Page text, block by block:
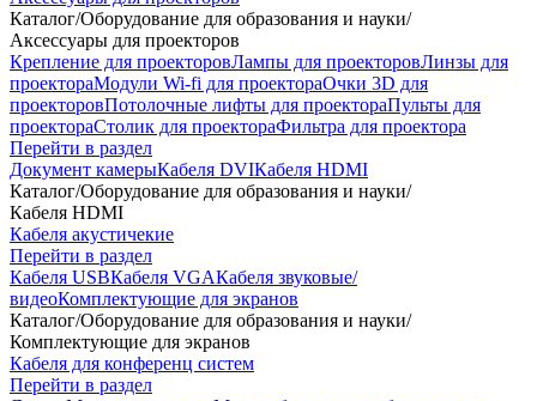
Каталог/Оборудование для образования и науки/
Аксессуары для проекторов
Крепление для проекторовЛампы для проекторовЛинзы для
проектораМодули Wi-fi для проектораОчки 3D для
проекторовПотолочные лифты для проектораПульты для
проектораСтолик для проектораФильтра для проектора
Перейти в раздел
Документ камерыКабеля DVIКабеля HDMI
Каталог/Оборудование для образования и науки/
Кабеля HDMI
Кабеля акустичекие
Перейти в раздел
Кабеля USBКабеля VGAКабеля звуковые/
видеоКомплектующие для экранов
Каталог/Оборудование для образования и науки/
Комплектующие для экранов
Кабеля для конференц систем
Перейти в раздел